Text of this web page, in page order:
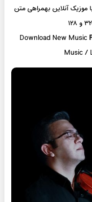
موزیک آنلاینبهمراهی متن
Download New Music
Music /